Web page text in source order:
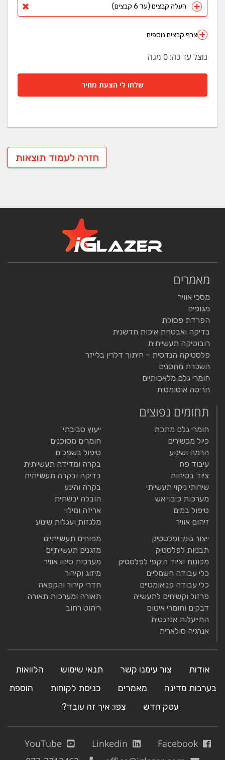
העלה קבצים (עד 6 קבצים)
צרף קבצים נוספים
נוצל עד כה: 0 מגה
שלחו לי הצעת מחיר
חזרה לעמוד תוצאות
מאמרים
מסכי אוויר
מגופים
הפרדת פסולת
בדיקה ואבטחת איכות חדשנית
רובוטיקה תעשייתית
פלסטיקה הנדסית – חיתוך דלרין בלייזר
השכרת מחסנים
חומרי גלם מלאכותיים
חריטה אוטומטית
תחומים נפוצים
חומרי גלם מתכת
כיול מכשירים
הרמה ושינוע
עיבוד פח
ציוד בטיחות
שירותי ניקוי תעשייתי
מערכות כיבוי אש
טיפול במים
זיהום אוויר
ייעוץ סביבתי
חומרים מסוכנים
טיפול בשפכים
בקרה ומדידה תעשייתית
בדיקה ובקרה תעשייתית
בקרה והינע
הובלה יבשתית
אריזה ומילוי
מלגזות ועגלות שינוע
ייצור גומי ופלסטיק
תבניות לפלסטיק
מכונות וציוד היקפי לפלסטיק
כלי עבודה חשמליים
כלי עבודה פניאומטיים
פרזול וקשיחים לתעשייה
דבקים וחומרי איטום
התייעלות אנרגטית
אנרגיה סולארית
מפוחים תעשייתיים
מזגנים תעשייתיים
מערכות סינון אוויר
מיזוג וקירור
חדרי קירור והקפאה
תאורה ומערכות תאורה
ריהוט רחוב
אודות צור עימנו קשר תנאי שימוש
הלוואות
בערבות מדינה
מאמרים כניסת לקוחות
הוספת
עסק חדש
צפו: איך זה עובד?
Facebook